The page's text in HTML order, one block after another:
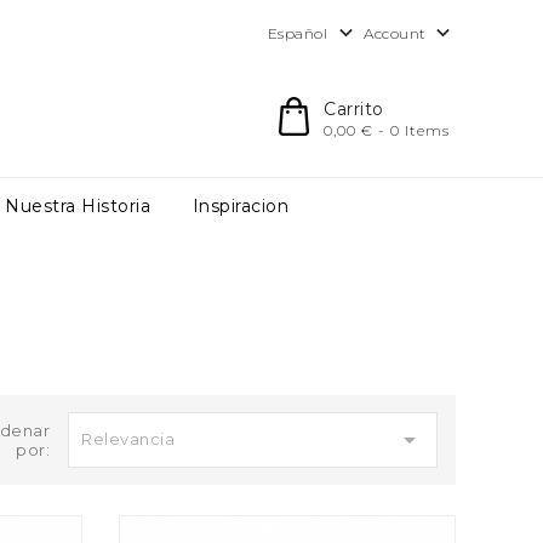
Español  Account 
Carrito
0,00 € - 0 Items
Nuestra Historia Inspiracion
por:
Relevancia 